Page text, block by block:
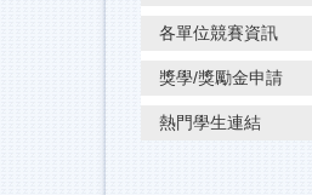
各單位競賽資訊
獎學/獎勵金申請
熱門學生連結